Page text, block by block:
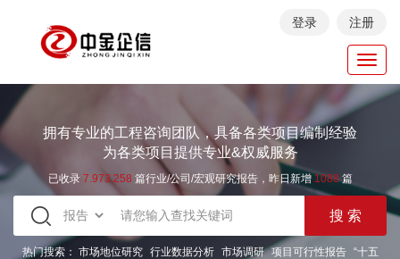
登录 注册
拥有专业的工程咨询团队，具备各类项目编制经验
为各类项目提供专业&权威服务
已收录 7.973.258 篇行业/公司/宏观研究报告，昨日新增 1088篇
热门搜索： 市场地位研究 行业数据分析 市场调研 项目可行性报告
“十五